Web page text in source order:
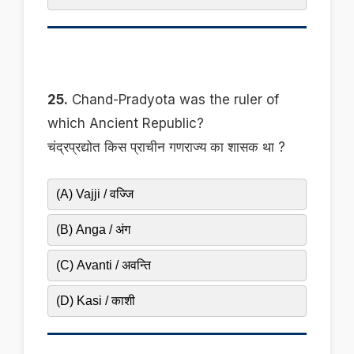
25. Chand-Pradyota was the ruler of
which Ancient Republic?
चंद्रप्रद्योत किस प्राचीन गणराज्य का शासक था ?
(A) Vajji / वज्जि
(B) Anga / अंग
(C) Avanti / अवन्ति
(D) Kasi / काशी